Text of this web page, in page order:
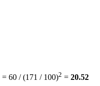
= 60 / (171 / 100)2 = 20.52